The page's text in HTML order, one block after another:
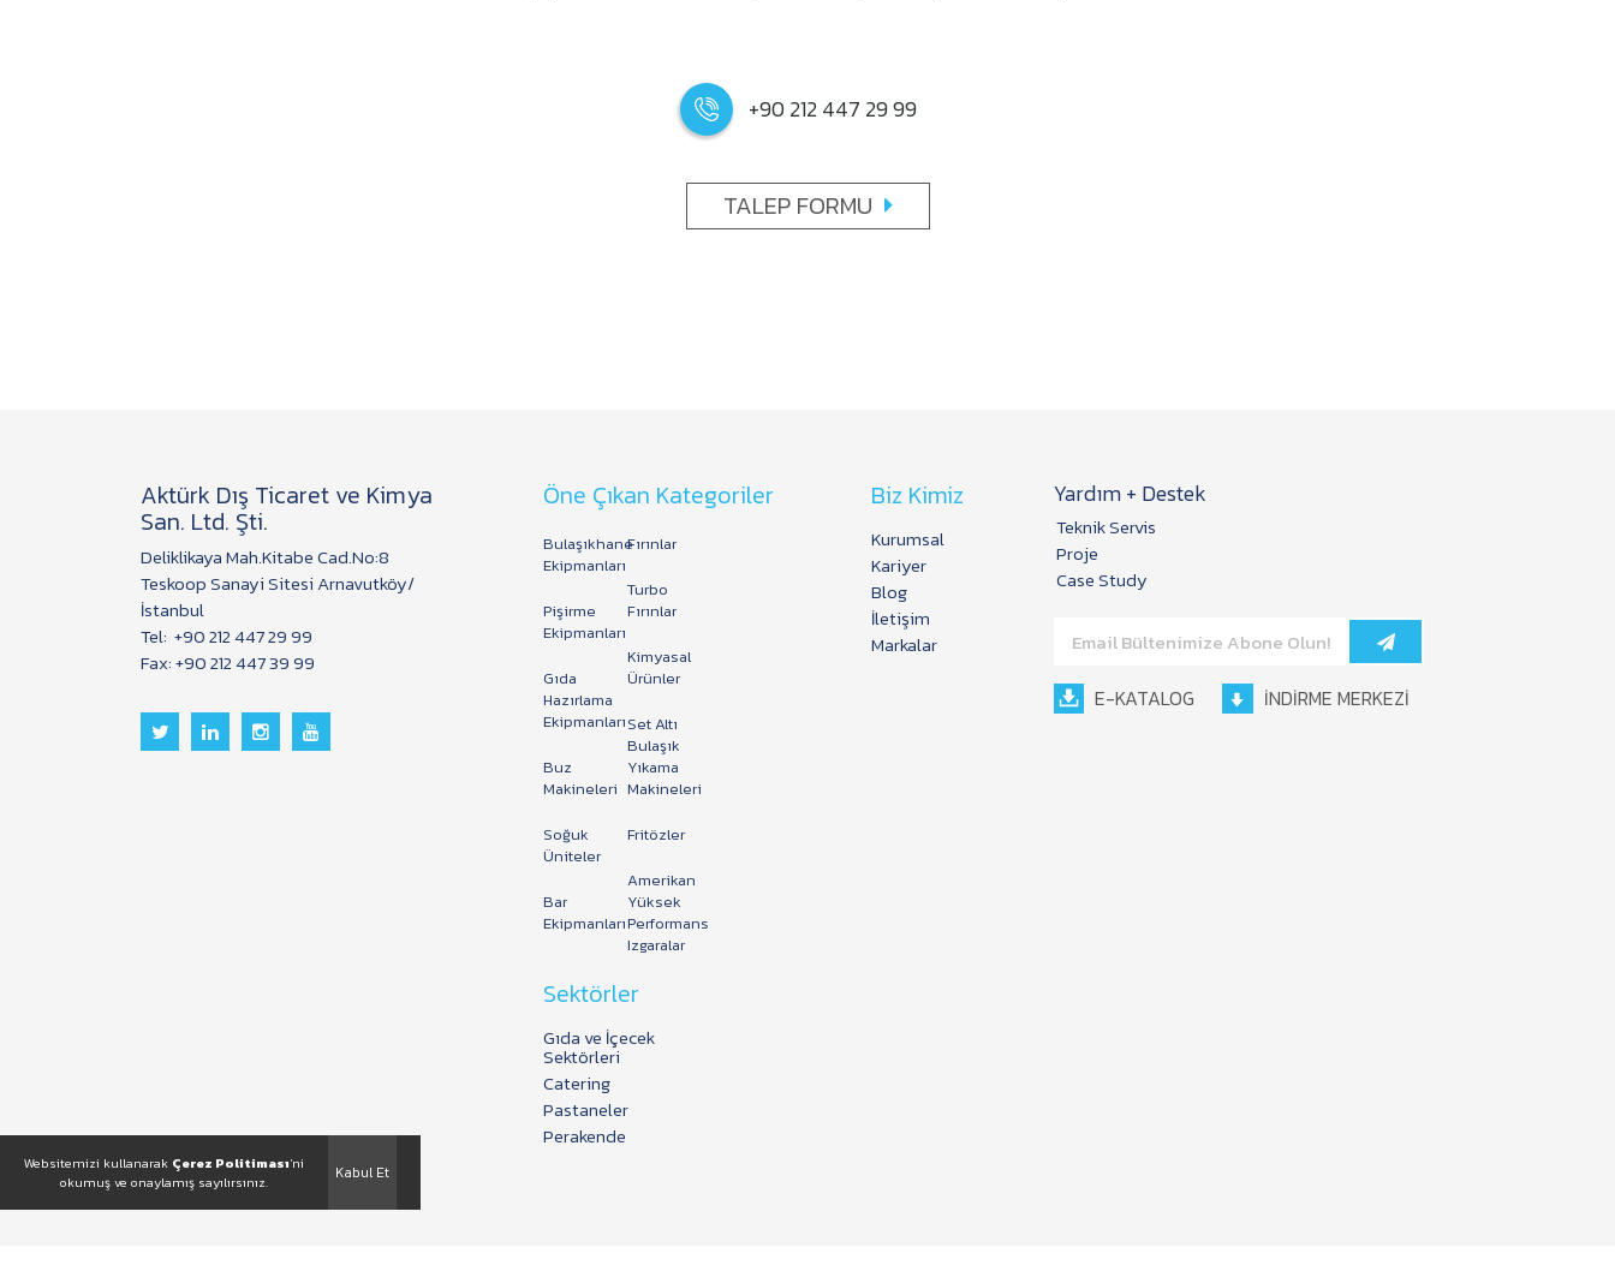
+90 212 447 29 99
TALEP FORMU
Aktürk Dış Ticaret ve Kimya
San. Ltd. Şti.
Deliklikaya Mah.Kitabe Cad.No:8
Teskoop Sanayi Sitesi Arnavutköy/
İstanbul
Tel: +90 212 447 29 99
Fax: +90 212 447 39 99
Yardım + Destek
Teknik Servis
Proje
Case Study
E-KATALOG İNDİRME MERKEZİ
Öne Çıkan Kategoriler
Bulaşıkhane
Ekipmanları
Pişirme
Ekipmanları
Gıda
Hazırlama
Ekipmanları
Buz
Makineleri
Soğuk
Üniteler
Bar
Ekipmanları
Fırınlar
Turbo
Fırınlar
Kimyasal
Ürünler
Set Altı
Bulaşık
Yıkama
Makineleri
Fritözler
Amerikan
Yüksek
Performans
Izgaralar
Biz Kimiz
Kurumsal
Kariyer
Blog
İletişim
Markalar
Sektörler
Gıda ve İçecek
Sektörleri
Catering
Pastaneler
Perakende
Kabul Et
Websitemizi kullanarak Çerez Politiması'ni
okumuş ve onaylamış sayılırsınız.